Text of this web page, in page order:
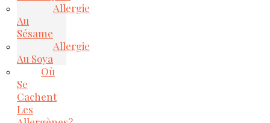
Allergie
Au
Sésame
Allergie
Au Soya
Où
Se
Cachent
Les